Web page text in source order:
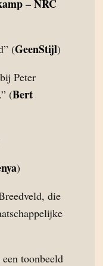
– NRC
(GeenStijl)
Peter
(Bert
)
die
toonbeeld